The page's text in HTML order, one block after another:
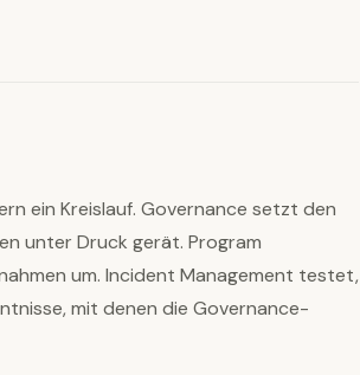
ein Kreislauf. Governance setzt den
unter Druck gerät. Program
um. Incident Management testet,
mit denen die Governance-